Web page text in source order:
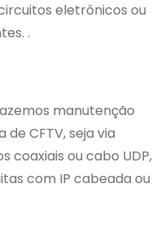
eletrônicos ou
.
manutenção
CFTV, seja via
coaxiais ou cabo UDP,
com IP cabeada ou